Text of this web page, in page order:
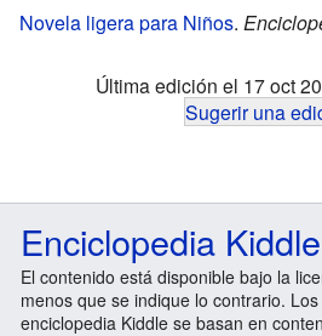
Novela ligera para Niños.
Última edición el 17 oct
Sugerir una
Enciclopedia Kiddle
El contenido está disponible bajo la
menos que se indique lo contrario.
enciclopedia Kiddle se basan en